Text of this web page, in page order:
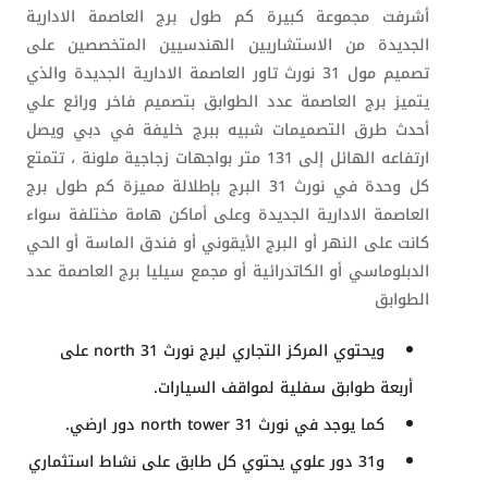
أشرفت مجموعة كبيرة كم طول برج العاصمة الادارية
الجديدةمن الاستشاريين الهندسيين المتخصصين على
تصميم مول 31 نورث تاور العاصمة الادارية الجديدة والذي
يتميز برج العاصمة عدد الطوابق بتصميم فاخر ورائع علي
أحدث طرق التصميمات شبيه ببرج خليفة في دبي ويصل
ارتفاعه الهائل إلى 131 متر بواجهات زجاجية ملونة ، تتمتع
كل وحدة في نورث 31 البرج بإطلالة مميزة كم طول برج
العاصمة الادارية الجديدة وعلى أماكن هامة مختلفة سواء
كانت على النهر أو البرج الأيقوني أو فندق الماسة أو الحي
الدبلوماسي أو الكاتدرائية أو مجمع سيليا برج العاصمة عدد
الطوابق
ويحتوي المركز التجاري لبرجنورث 31
north على
أربعة طوابق سفلية لمواقف السيارات.
كما يوجد في نورث 31
north tower دور ارضي.
و31 دور علوي يحتوي كل طابق على نشاط استثماري